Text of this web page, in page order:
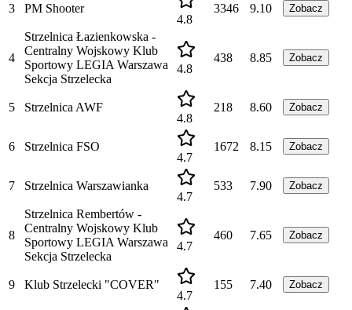
3
PM Shooter
4.8
3346 9.10 Zobacz
4
Strzelnica Łazienkowska -
Centralny Wojskowy Klub
Sportowy LEGIA Warszawa
Sekcja Strzelecka
4.8
438 8.85 Zobacz
5
Strzelnica AWF
4.8
218 8.60 Zobacz
6
Strzelnica FSO
4.7
1672 8.15 Zobacz
7
Strzelnica Warszawianka
4.7
533 7.90 Zobacz
8
Strzelnica Rembertów -
Centralny Wojskowy Klub
Sportowy LEGIA Warszawa
Sekcja Strzelecka
4.7
460 7.65 Zobacz
9
Klub Strzelecki "COVER"
4.7
155 7.40 Zobacz